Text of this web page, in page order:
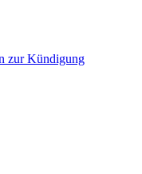
zur Kündigung